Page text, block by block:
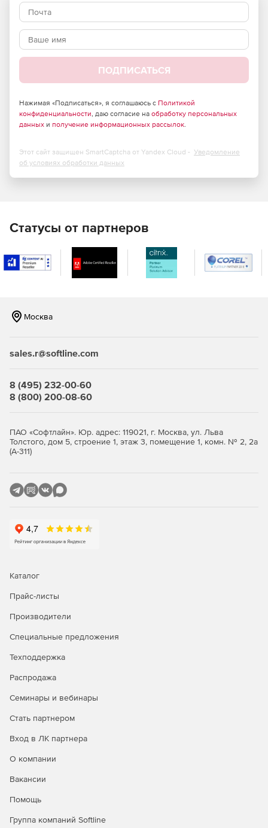
создавать собственные отчеты для любого сценария.
ПОДПИСАТЬСЯ
Нажимая «Подписаться», я соглашаюсь с Политикой
конфиденциальности, даю согласие на обработку персональных
данных и получение информационных рассылок.
Этот сайт защищен SmartCaptcha от Yandex Cloud - Уведомление
об условиях обработки данных
Статусы от партнеров
Москва
sales.r@softline.com
8 (495) 232-00-60
8 (800) 200-08-60
ПАО «Софтлайн». Юр. адрес: 119021, г. Москва, ул. Льва
Толстого, дом 5, строение 1, этаж 3, помещение 1, комн. № 2, 2а
(А-311)
Каталог
Прайс-листы
Производители
Специальные предложения
Техподдержка
Распродажа
Семинары и вебинары
Стать партнером
Вход в ЛК партнера
О компании
Вакансии
Помощь
Группа компаний Softline